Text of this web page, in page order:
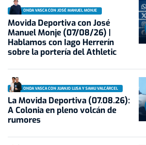
ONDA VASCA CON JOSÉ MANUEL MONJE
Movida Deportiva con José
Manuel Monje (07/08/26) |
Hablamos con Iago Herrerín
sobre la portería del Athletic
ONDA VASCA CON JUANJO LUSA Y SAMU VALCÁRCEL
La Movida Deportiva (07.08.26):
A Colonia en pleno volcán de
rumores